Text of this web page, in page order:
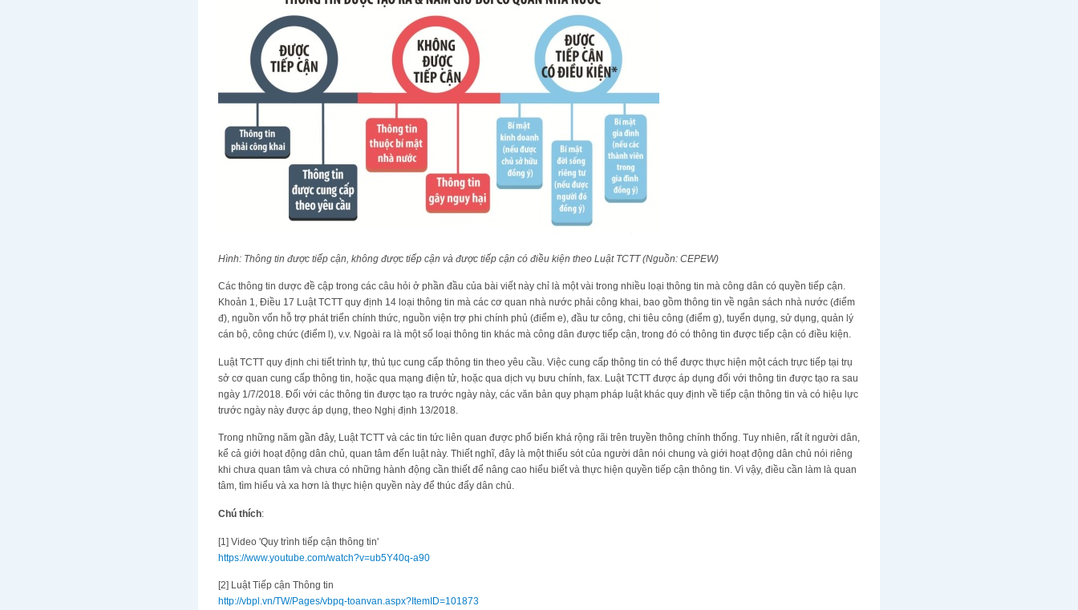
Hình: Thông tin được tiếp cận, không được tiếp cận và được tiếp cận có điều kiện theo Luật TCTT (Nguồn: CEPEW)
Các thông tin dược đề cập trong các câu hỏi ở phần đầu của bài viết này chỉ là một vài trong nhiều loại thông tin mà công dân có quyền tiếp cận.
Khoản 1, Điều 17 Luật TCTT quy định 14 loại thông tin mà các cơ quan nhà nước phải công khai, bao gồm thông tin về ngân sách nhà nước (điểm
đ), nguồn vốn hỗ trợ phát triển chính thức, nguồn viện trợ phi chính phủ (điểm e), đầu tư công, chi tiêu công (điểm g), tuyển dụng, sử dụng, quản lý
cán bộ, công chức (điểm l), v.v. Ngoài ra là một số loại thông tin khác mà công dân được tiếp cận, trong đó có thông tin được tiếp cận có điều kiện.
Luật TCTT quy định chi tiết trình tự, thủ tục cung cấp thông tin theo yêu cầu. Việc cung cấp thông tin có thể được thực hiện một cách trực tiếp tại trụ
sở cơ quan cung cấp thông tin, hoặc qua mạng điện tử, hoặc qua dịch vụ bưu chính, fax. Luật TCTT được áp dụng đối với thông tin được tạo ra sau
ngày 1/7/2018. Đối với các thông tin được tạo ra trước ngày này, các văn bản quy phạm pháp luật khác quy định về tiếp cận thông tin và có hiệu lực
trước ngày này được áp dụng, theo Nghị định 13/2018.
Trong những năm gần đây, Luật TCTT và các tin tức liên quan được phổ biến khá rộng rãi trên truyền thông chính thống. Tuy nhiên, rất ít người dân,
kể cả giới hoạt động dân chủ, quan tâm đến luật này. Thiết nghĩ, đây là một thiếu sót của người dân nói chung và giới hoạt động dân chủ nói riêng
khi chưa quan tâm và chưa có những hành động cần thiết để nâng cao hiểu biết và thực hiện quyền tiếp cận thông tin. Vì vậy, điều cần làm là quan
tâm, tìm hiểu và xa hơn là thực hiện quyền này để thúc đẩy dân chủ.
Chú thích:
[1] Video 'Quy trình tiếp cận thông tin'
https://www.youtube.com/watch?v=ub5Y40q-a90
[2] Luật Tiếp cận Thông tin
http://vbpl.vn/TW/Pages/vbpq-toanvan.aspx?ItemID=101873